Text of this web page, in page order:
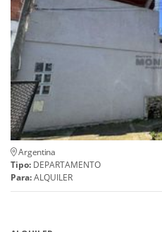
Argentina
Tipo: DEPARTAMENTO
Para:ALQUILER